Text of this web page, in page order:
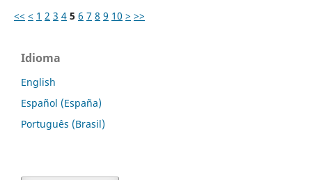
<< < 1 2 3 4 5 6 7 8 9 10 > >>
Idioma
English
Español (España)
Português (Brasil)